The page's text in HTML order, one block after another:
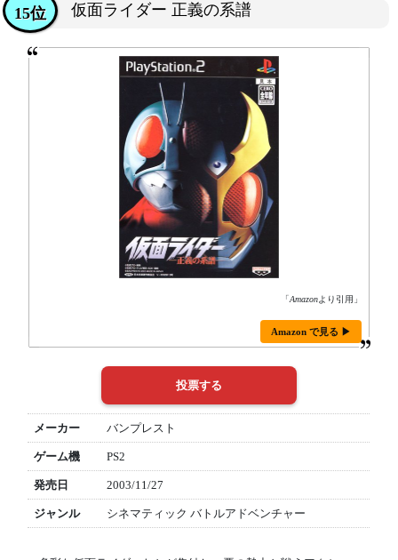
仮面ライダー 正義の系譜
15位
「Amazonより引用」
Amazon で見る ▶
メーカー バンプレスト
ゲーム機 PS2
発売日 2003/11/27
ジャンル シネマティック バトルアドベンチャー